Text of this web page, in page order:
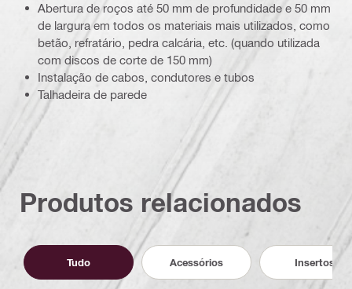
Abertura de roços até 50 mm de profundidade e 50 mm
de largura em todos os materiais mais utilizados, como
betão, refratário, pedra calcária, etc. (quando utilizada
com discos de corte de 150 mm)
Instalação de cabos, condutores e tubos
Talhadeira de parede
Produtos relacionados
Tudo Acessórios Insertos